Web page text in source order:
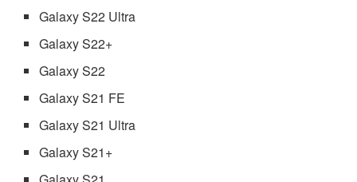
Galaxy S22 Ultra
Galaxy S22+
Galaxy S22
Galaxy S21 FE
Galaxy S21 Ultra
Galaxy S21+